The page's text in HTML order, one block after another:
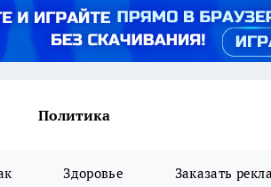
Политика
Здоровье Заказать